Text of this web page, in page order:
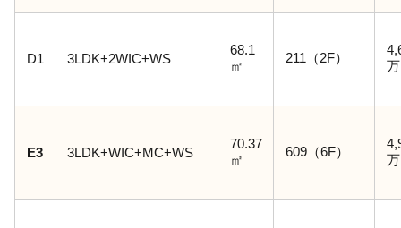
D1 3LDK+2WIC+WS
68.1
㎡
211（2F）
E3 3LDK+WIC+MC+WS
70.37
㎡
609（6F）